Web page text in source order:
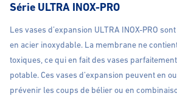
Série ULTRA INOX-PRO
Les vases d’expansion ULTRA INOX-PRO
en acier inoxydable. La membrane ne
toxiques, ce qui en fait des vases
potable. Ces vases d’expansion peuvent en
prévenir les coups de bélier ou en